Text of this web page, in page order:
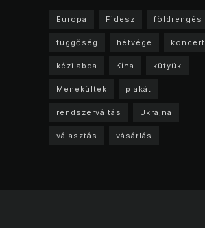
Europa Fidesz földrengés
függőség hétvége koncert
kézilabda Kína kütyük
Menekültek plakát
rendszerváltás Ukrajna
választás vásárlás